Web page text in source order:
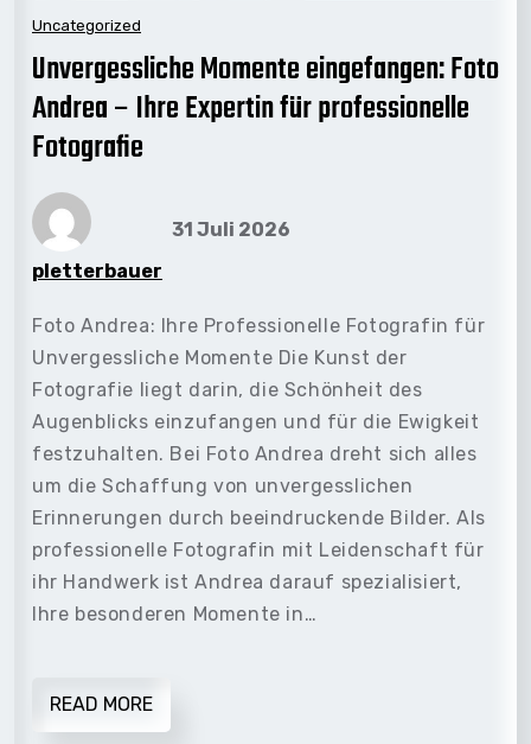
Uncategorized
Unvergessliche Momente eingefangen: Foto
Andrea – Ihre Expertin für professionelle
Fotografie
pletterbauer
31 Juli 2026
Foto Andrea: Ihre Professionelle Fotografin für
Unvergessliche Momente Die Kunst der
Fotografie liegt darin, die Schönheit des
Augenblicks einzufangen und für die Ewigkeit
festzuhalten. Bei Foto Andrea dreht sich alles
um die Schaffung von unvergesslichen
Erinnerungen durch beeindruckende Bilder. Als
professionelle Fotografin mit Leidenschaft für
ihr Handwerk ist Andrea darauf spezialisiert,
Ihre besonderen Momente in…
READ MORE